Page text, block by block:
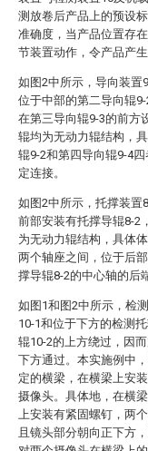
测放卷后产品上的预设
准确度，当产品位置存
节装置动作，令产品产
如图2中所示，导向装置
位于中部的第二导向辊
在第三导向辊9-3的前方
辊均为无动力辊结构，
辊9-2和第四导向辊9-4
定连接。
如图2中所示，托撑装置
前部安装有托撑导辊8-2
为无动力辊结构，具体
两个轴座之间，位于后
撑导辊8-2的中心轴的后
如图1和图2中所示，检
10-1和位于下方的检测
辊10-2的上方绕过，因
下方通过。本实施例中
定的横梁，在横梁上安
摄像头。具体地，在横
上安装有紧固螺钉，两
且镜头部分朝向正下方